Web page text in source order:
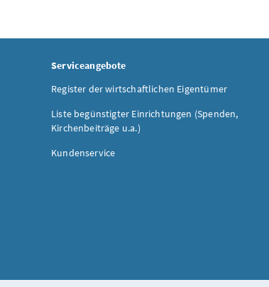
Serviceangebote
Register der wirtschaftlichen Eigentümer
Liste begünstigter Einrichtungen (Spenden,
Kirchenbeiträge u.a.)
Kundenservice